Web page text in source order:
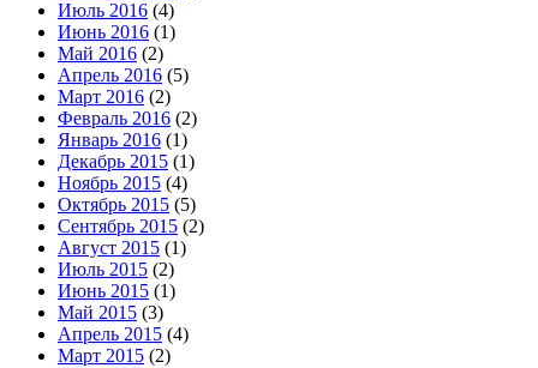
Июль 2016 (4)
Июнь 2016 (1)
Май 2016 (2)
Апрель 2016 (5)
Март 2016 (2)
Февраль 2016 (2)
Январь 2016 (1)
Декабрь 2015 (1)
Ноябрь 2015 (4)
Октябрь 2015 (5)
Сентябрь 2015 (2)
Август 2015 (1)
Июль 2015 (2)
Июнь 2015 (1)
Май 2015 (3)
Апрель 2015 (4)
Март 2015 (2)